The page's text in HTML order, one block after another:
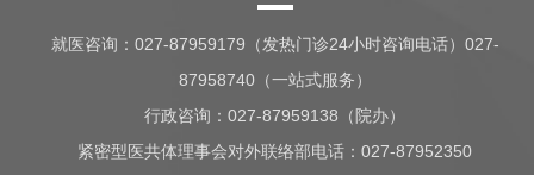
就医咨询： 027-87959179（发热门诊24小时咨询电话）027-
87958740（一站式服务）
行政咨询：027-87959138（院办）
紧密型医共体理事会对外联络部电话：027-87952350